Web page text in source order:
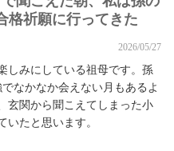
格祈願に行ってきた
2026/05/27
しみにしている祖母です。孫
なかなか会えない月もあるよ
玄関から聞こえてしまった小
いたと思います。